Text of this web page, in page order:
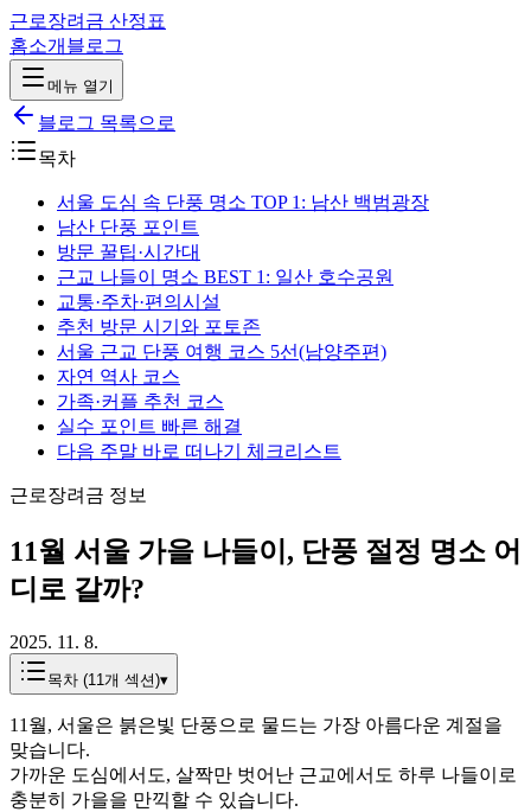
근로장려금 산정표
홈소개 블로그
메뉴 열기
블로그 목록으로
목차
서울 도심 속 단풍 명소 TOP 1: 남산 백범광장
남산 단풍 포인트
방문 꿀팁·시간대
근교 나들이 명소 BEST 1: 일산 호수공원
교통·주차·편의시설
추천 방문 시기와 포토존
서울 근교 단풍 여행 코스 5선(남양주편)
자연 역사 코스
가족·커플 추천 코스
실수 포인트 빠른 해결
다음 주말 바로 떠나기 체크리스트
근로장려금 정보
11월 서울 가을 나들이, 단풍 절정 명소 어
디로 갈까?
2025. 11. 8.
목차 (11 개 섹션)▾
11월, 서울은 붉은빛 단풍으로 물드는 가장 아름다운 계절을
맞습니다.
가까운 도심에서도, 살짝만 벗어난 근교에서도 하루 나들이로
충분히 가을을 만끽할 수 있습니다.